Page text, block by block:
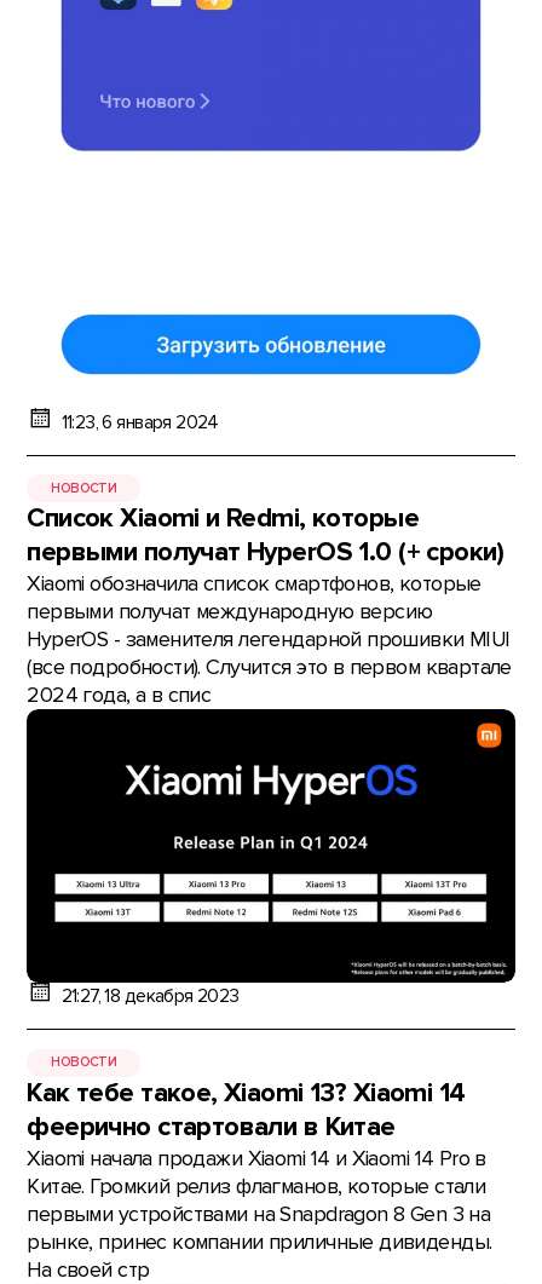
11:23, 6 января 2024
НОВОСТИ
Список Xiaomi и Redmi, которые
первыми получат HyperOS 1.0 (+ сроки)
Xiaomi обозначила список смартфонов, которые
первыми получат международную версию
HyperOS - заменителя легендарной прошивки MIUI
(все подробности). Случится это в первом квартале
2024 года, а в спис
21:27, 18 декабря 2023
НОВОСТИ
Как тебе такое, Xiaomi 13? Xiaomi 14
феерично стартовали в Китае
Xiaomi начала продажи Xiaomi 14 и Xiaomi 14 Pro в
Китае. Громкий релиз флагманов, которые стали
первыми устройствами на Snapdragon 8 Gen 3 на
рынке, принес компании приличные дивиденды.
На своей стр